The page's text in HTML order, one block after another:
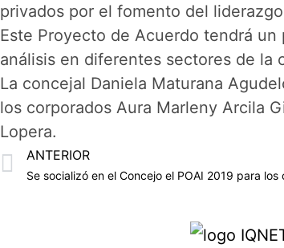
privados por el fomento del
Este Proyecto de Acuerdo tendrá
análisis en diferentes sectores de la
La concejal Daniela Maturana
los corporados Aura Marleny Arcila
Lopera.
ANTERIOR
Se socializó en el Concejo el POAI 2019 para